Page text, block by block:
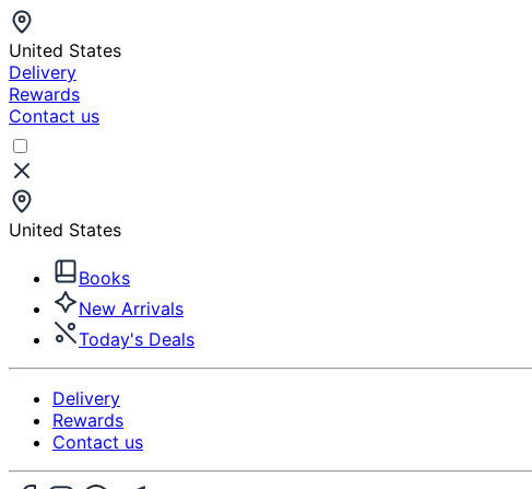
United States
Delivery
Rewards
Contact us
United States
Books
New Arrivals
Today's Deals
Delivery
Rewards
Contact us